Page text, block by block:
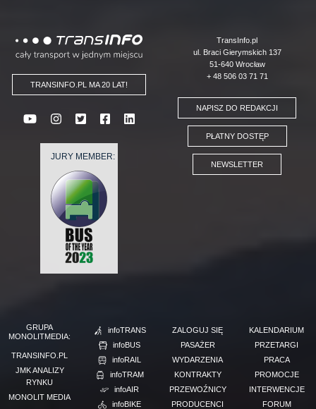
Logo
TRANSINFO.PL MA 20 LAT!
JURY MEMBER:
TransInfo.pl
ul. Braci Gierymskich 137
51-640 Wrocław
+ 48 506 03 71 71
NAPISZ DO REDAKCJI
PŁATNY DOSTĘP
NEWSLETTER
GRUPA
MONOLITMEDIA:
TRANSINFO.PL
JMK ANALIZY
RYNKU
MONOLIT MEDIA
infoTRANS
infoBUS
infoRAIL
infoTRAM
infoAIR
infoBIKE
ZALOGUJ SIĘ
PASAŻER
WYDARZENIA
KONTRAKTY
PRZEWOŹNICY
PRODUCENCI
KALENDARIUM
PRZETARGI
PRACA
PROMOCJE
INTERWENCJE
FORUM